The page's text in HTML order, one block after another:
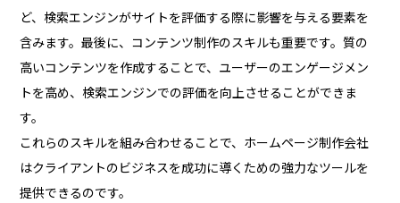
ど、検索エンジンがサイトを評価する際に影響を与える要素を
含みます。最後に、コンテンツ制作のスキルも重要です。質の
高いコンテンツを作成することで、ユーザーのエンゲージメン
トを高め、検索エンジンでの評価を向上させることができま
す。
これらのスキルを組み合わせることで、ホームページ制作会社
はクライアントのビジネスを成功に導くための強力なツールを
提供できるのです。